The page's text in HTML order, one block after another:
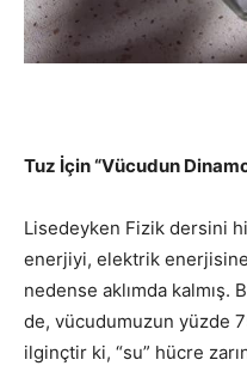
Tuz İçin “Vücudun
Lisedeyken Fizik dersini
enerjiyi, elektrik
nedense aklımda kalmış.
de, vücudumuzun yüzde
ilginçtir ki, “su” hücre